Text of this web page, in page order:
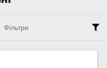
Фільтри